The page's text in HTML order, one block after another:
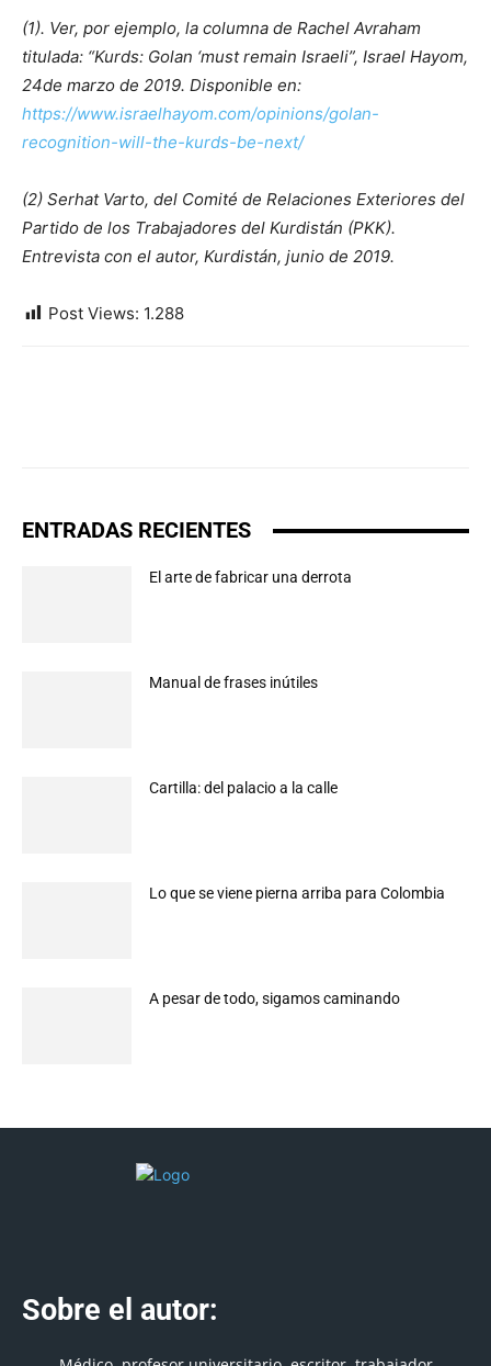
(1). Ver, por ejemplo, la columna de Rachel Avraham
titulada: “Kurds: Golan ‘must remain Israeli”, Israel Hayom,
24de marzo de 2019. Disponible en:
https://www.israelhayom.com/opinions/golan-
recognition-will-the-kurds-be-next/
(2) Serhat Varto, del Comité de Relaciones Exteriores del
Partido de los Trabajadores del Kurdistán (PKK).
Entrevista con el autor, Kurdistán, junio de 2019.
Post Views: 1.288
ENTRADAS RECIENTES
El arte de fabricar una derrota
Manual de frases inútiles
Cartilla: del palacio a la calle
Lo que se viene pierna arriba para Colombia
A pesar de todo, sigamos caminando
Sobre el autor: